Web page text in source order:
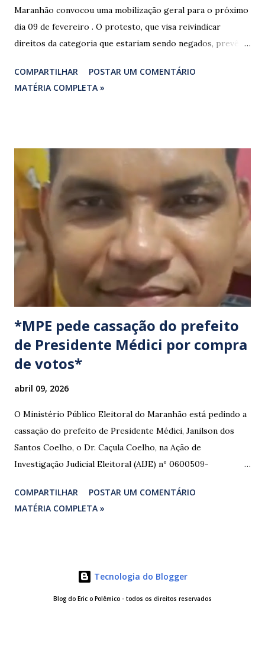
Maranhão convocou uma mobilização geral para o próximo
dia 09 de fevereiro . O protesto, que visa reivindicar
direitos da categoria que estariam sendo negados, prevê o
federais que cortam o estado. ​As interdições estão
programadas para começar às 07:00 da manhã e, segundo
manifestação busca chamar a atenção das autoridades para
a pauta da pesca artesanal maranhense, exigindo o
cumprimento de garantias e assistência aos trabalhadores
do setor. Motoristas que planejam trafegar por essas
regiões na data devem estar atentos a possíveis
congestionamentos e atrasos.
COMPARTILHAR
POSTAR UM COMENTÁRIO
MATÉRIA COMPLETA »
*MPE pede cassação do prefeito
de Presidente Médici por compra
de votos*
abril 09, 2026
O Ministério Público Eleitoral do Maranhão está pedindo a
cassação do prefeito de Presidente Médici, Janilson dos
Santos Coelho, o Dr. Caçula Coelho, na Ação de
Investigação Judicial Eleitoral (AIJE) nº 0600509-
Santa Luzia do Paruá. A ação foi movida pela Coligação
“União e Reconstrução” (PP/PL/União), que denunciou a
autos são contundentes. Testemunhas relataram ter
recebido R$ 3.000,00 em troca de votos, com negociação
COMPARTILHAR
POSTAR UM COMENTÁRIO
MATÉRIA COMPLETA »
Tecnologia do Blogger
Blog do Eric o Polêmico - todos os direitos reservados